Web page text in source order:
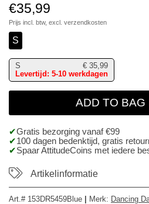
€35,99
Prijs incl. btw, excl. verzendkosten
S
S € 35,99
Levertijd: 5-10 werkdagen
ADD TO BAG
Gratis bezorging vanaf €99
100 dagen bedenktijd, gratis
Spaar AttitudeCoins met iedere
Artikelinformatie
Art.# 153DR5459Blue Merk: Dancing